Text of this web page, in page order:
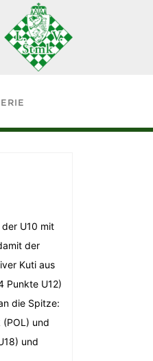
U10 mit
der
Kuti aus
Punkte U12)
die Spitze:
(POL) und
und